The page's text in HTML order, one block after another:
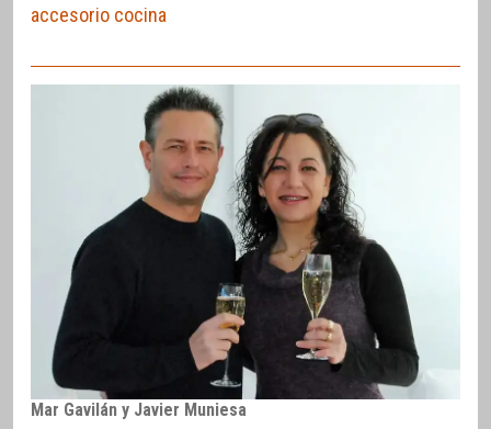
accesorio cocina
Mar Gavilán y Javier Muniesa